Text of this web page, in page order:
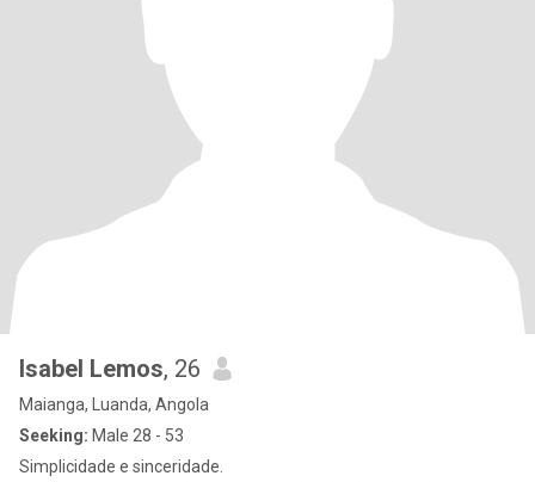
Isabel Lemos, 26
Maianga, Luanda, Angola
Seeking: Male 28 - 53
Simplicidade e sinceridade.